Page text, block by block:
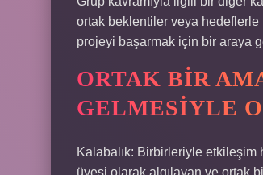
ortak beklentiler veya hedeflerle
projeyi başarmak için bir araya
ORTAK BIR
GELMESIYLE
Kalabalık: Birbirleriyle
üyesi olarak algılayan ve ortak